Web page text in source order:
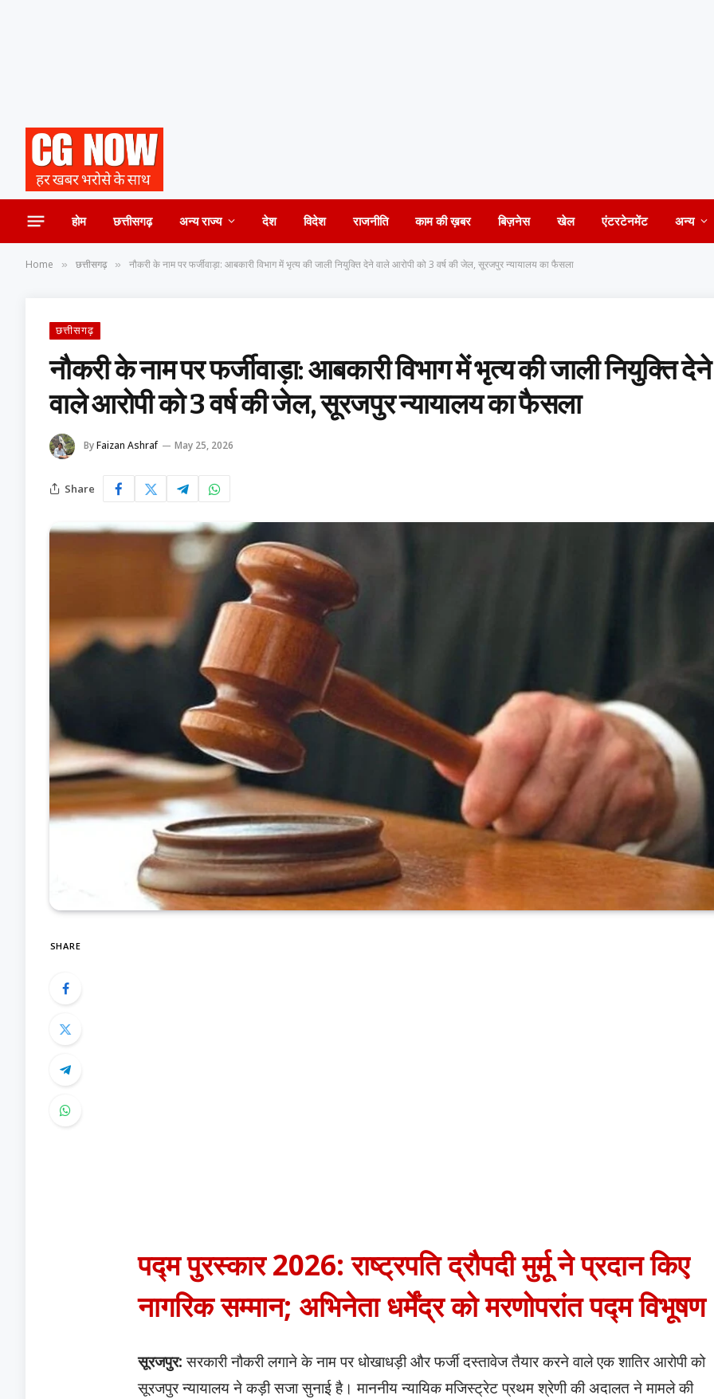
होम छत्तीसगढ़ अन्य राज्य देश विदेश राजनीति काम की ख़बर बिज़नेस खेल एंटरटेनमेंट अन्य
Home » छत्तीसगढ़ » नौकरी के नाम पर फर्जीवाड़ा: आबकारी विभाग में भृत्य की जाली नियुक्ति देने वाले आरोपी को 3 वर्ष की जेल, सूरजपुर न्यायालय का फैसला
छत्तीसगढ़
नौकरी के नाम पर फर्जीवाड़ा: आबकारी विभाग में भृत्य की जाली नियुक्ति देने
वाले आरोपी को 3 वर्ष की जेल, सूरजपुर न्यायालय का फैसला
ByFaizan Ashraf May 25, 2026
Share
SHARE
पद्म पुरस्कार 2026: राष्ट्रपति द्रौपदी मुर्मू ने प्रदान किए
नागरिक सम्मान; अभिनेता धर्मेंद्र को मरणोपरांत पद्म विभूषण
सूरजपुर:सरकारी नौकरी लगाने के नाम पर धोखाधड़ी और फर्जी दस्तावेज तैयार करने वाले एक शातिर आरोपी को
सूरजपुर न्यायालय ने कड़ी सजा सुनाई है। माननीय न्यायिक मजिस्ट्रेट प्रथम श्रेणी की अदालत ने मामले की